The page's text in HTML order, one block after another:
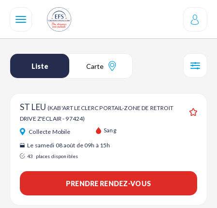
contenu
Liste Carte
ST LEU (KAB'ART LECLERC PORTAIL-ZONE DE RETROIT
DRIVE Z'ECLAIR - 97424)
Collecte Mobile Sang
Le samedi 08 août de 09h à 15h
43 places disponibles
PRENDRE RENDEZ-VOUS